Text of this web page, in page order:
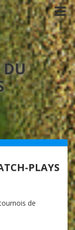
DU
PLAYS
de